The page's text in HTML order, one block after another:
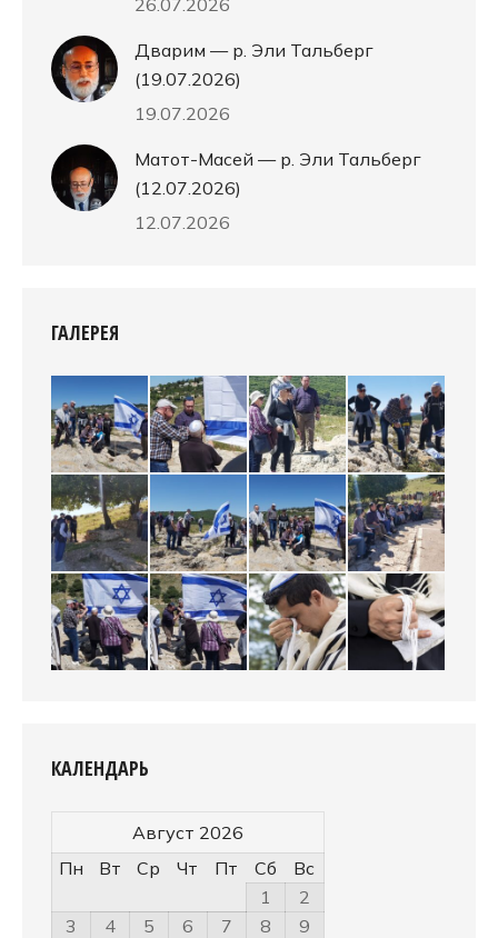
Дварим — р. Эли Тальберг
(19.07.2026)
19.07.2026
Матот-Масей — р. Эли Тальберг
(12.07.2026)
12.07.2026
ГАЛЕРЕЯ
КАЛЕНДАРЬ
Август 2026
Пн
Вт Ср Чт Пт Сб
Вс
1
2
3
4 5 6 7 8
9